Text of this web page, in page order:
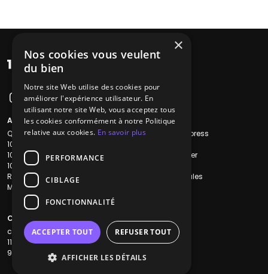
A propos
Qui sommes-nous ?
1001Salles
1001Salles PRO
1001Traiteurs
Reserverunbar
MP2
Liens utiles
Recherche Express
Nous contacter
Mentions légales
Contacts
contact@1001dj.com
11 Rue Maurice Grandcoing
94200 Ivry-sur-Seine
×
Nos cookies vous veulent
du bien
Notre site Web utilise des cookies pour
améliorer l'expérience utilisateur. En
utilisant notre site Web, vous acceptez tous
les cookies conformément à notre Politique
relative aux cookies. En savoir plus
PERFORMANCE
CIBLAGE
FONCTIONNALITÉ
ACCEPTER TOUT REFUSER TOUT
AFFICHER LES DÉTAILS